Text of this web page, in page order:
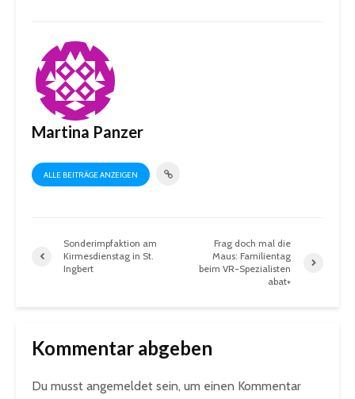
Martina Panzer
ALLE BEITRÄGE ANZEIGEN
Sonderimpfaktion am
Kirmesdienstag in St.
Ingbert
Frag doch mal die
Maus: Familientag
beim VR-Spezialisten
abat+
Kommentar abgeben
Du musst angemeldet sein, um einen Kommentar